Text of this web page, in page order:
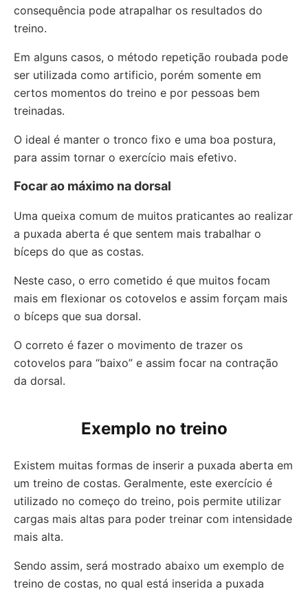
consequência pode atrapalhar os resultados do
treino.
Em alguns casos, o método repetição roubada pode
ser utilizada como artificio, porém somente em
certos momentos do treino e por pessoas bem
treinadas.
O ideal é manter o tronco fixo e uma boa postura,
para assim tornar o exercício mais efetivo.
Focar ao máximo na dorsal
Uma queixa comum de muitos praticantes ao realizar
a puxada aberta é que sentem mais trabalhar o
bíceps do que as costas.
Neste caso, o erro cometido é que muitos focam
mais em flexionar os cotovelos e assim forçam mais
o bíceps que sua dorsal.
O correto é fazer o movimento de trazer os
cotovelos para “baixo” e assim focar na contração
da dorsal.
Exemplo no treino
Existem muitas formas de inserir a puxada aberta em
um treino de costas. Geralmente, este exercício é
utilizado no começo do treino, pois permite utilizar
cargas mais altas para poder treinar com intensidade
mais alta.
Sendo assim, será mostrado abaixo um exemplo de
treino de costas, no qual está inserida a puxada